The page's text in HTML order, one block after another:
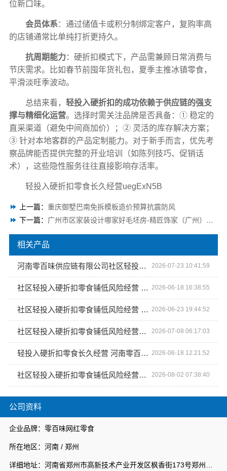
公司资料
企业品牌：零百味网红零食
所在地区：河南 / 郑州
位新口味。
会员体系：通过储值卡或积分制绑定客户，复购率高
的店铺通常比单纯打折更持久。
抗周期能力 ：硬折扣模式下，产品需兼顾日常消费与
节庆需求。比如春节前囤年货礼包，夏季主推冰镇零食，
平滑淡旺季波动。
总结来看， 轻投入硬折扣的成功依赖于供应链的强支
撑与精细化运营。选择时需关注品牌是否具备：① 稳定的
直采渠道（避免中间商加价）；② 灵活的库存解决方案；
③ 针对本地客群的产品定制能力。对于新手而言，优先考
察品牌能否提供完整的开业培训（如陈列技巧、促销话
术），这些隐性服务往往直接影响存活率。
轻投入硬折扣零食长久经营uegExN5B
上一篇： 重庆御墅巴南免拆模板造价预算抗震防风
下一篇： 广州市区家装设计哪家好毛坯房-精匠饰家（广州）家居建材有限公司
相关产品
河南零百味供应链有限公司社区轻投入硬折扣零食铺低风险经营 2026-07-23 10:41:59
社区轻投入硬折扣零食铺低风险经营 河南零百味供应链有限公司保障 2026-06-18 16:38:55
社区轻投入硬折扣零食铺低风险经营 河南零百味供应链有限公司 2026-06-23 19:44:52
社区轻投入硬折扣零食铺低风险经营，河南零百味供应链有限公司 2026-07-08 06:17:03
轻投入硬折扣零食长久经营 河南零百味供应链 2026-06-18 12:21:52
社区轻投入硬折扣零食铺低风险经营选河南零百味供应链有限公司 2026-08-02 07:38:40